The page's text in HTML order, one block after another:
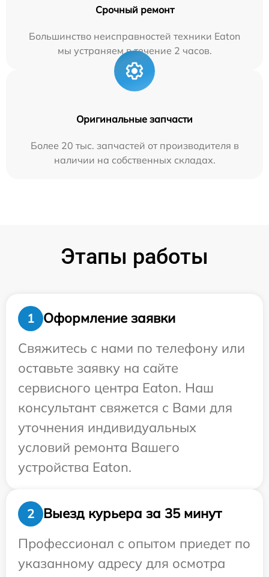
Срочный ремонт
Большинство неисправностей техники Eaton
мы устраняем в течение 2 часов.
Оригинальные запчасти
Более 20 тыс. запчастей от производителя в
наличии на собственных складах.
Этапы работы
1
Оформление заявки
Свяжитесь с нами по телефону или
оставьте заявку на сайте
сервисного центра Eaton. Наш
консультант свяжется с Вами для
уточнения индивидуальных
условий ремонта Вашего
устройства Eaton.
2
Выезд курьера за 35 минут
Профессионал с опытом приедет по
указанному адресу для осмотра